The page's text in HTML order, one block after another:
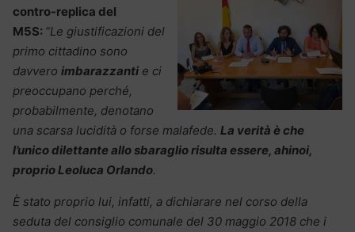
contro-replica del
M5S: “Le giustificazioni del
primo cittadino sono
davvero imbarazzanti e ci
preoccupano perché,
probabilmente, denotano
una scarsa lucidità o forse malafede. La verità è che
l’unico dilettante allo sbaraglio risulta essere, ahinoi,
proprio Leoluca Orlando.
È stato proprio lui, infatti, a dichiarare nel corso della
seduta del consiglio comunale del 30 maggio 2018 che i